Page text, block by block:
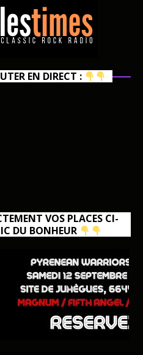
EN DIRECT :
VOS PLACES CI-
DU BONHEUR